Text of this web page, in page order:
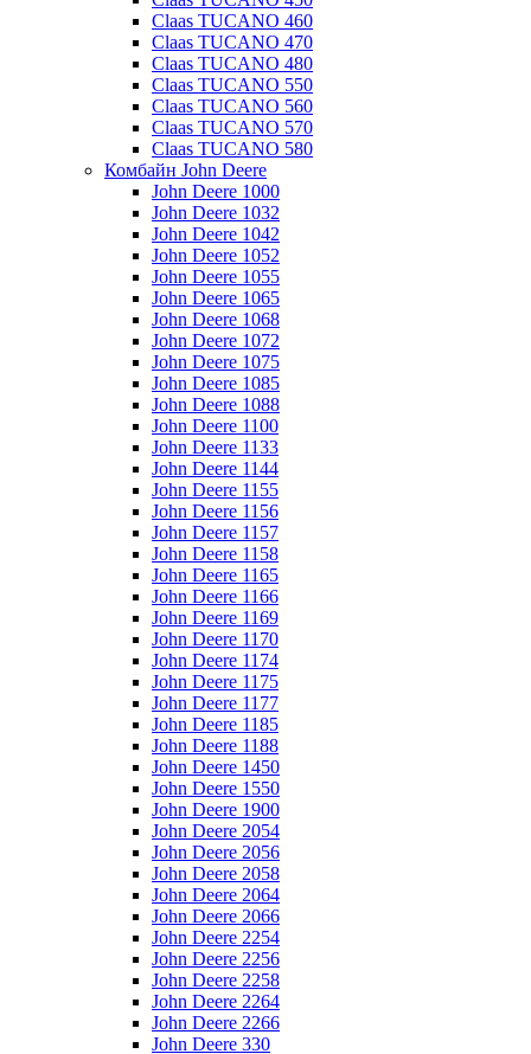
Claas TUCANO 460
Claas TUCANO 470
Claas TUCANO 480
Claas TUCANO 550
Claas TUCANO 560
Claas TUCANO 570
Claas TUCANO 580
Комбайн John Deere
John Deere 1000
John Deere 1032
John Deere 1042
John Deere 1052
John Deere 1055
John Deere 1065
John Deere 1068
John Deere 1072
John Deere 1075
John Deere 1085
John Deere 1088
John Deere 1100
John Deere 1133
John Deere 1144
John Deere 1155
John Deere 1156
John Deere 1157
John Deere 1158
John Deere 1165
John Deere 1166
John Deere 1169
John Deere 1170
John Deere 1174
John Deere 1175
John Deere 1177
John Deere 1185
John Deere 1188
John Deere 1450
John Deere 1550
John Deere 1900
John Deere 2054
John Deere 2056
John Deere 2058
John Deere 2064
John Deere 2066
John Deere 2254
John Deere 2256
John Deere 2258
John Deere 2264
John Deere 2266
John Deere 330